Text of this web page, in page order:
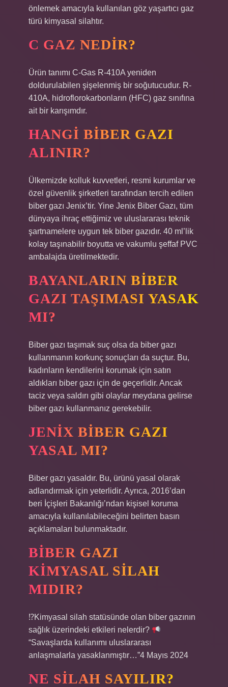
önlemek amacıyla kullanılan göz yaşartıcı gaz
türü kimyasal silahtır.
C GAZ NEDIR?
Ürün tanımı C-Gas R-410A yeniden
doldurulabilen şişelenmiş bir soğutucudur. R-
410A, hidroflorokarbonların (HFC) gaz sınıfına
ait bir karışımdır.
HANGI BIBER GAZI
ALINIR?
Ülkemizde kolluk kuvvetleri, resmi kurumlar ve
özel güvenlik şirketleri tarafından tercih edilen
biber gazı Jenix’tir. Yine Jenix Biber Gazı, tüm
dünyaya ihraç ettiğimiz ve uluslararası teknik
şartnamelere uygun tek biber gazıdır. 40 ml’lik
kolay taşınabilir boyutta ve vakumlu şeffaf PVC
ambalajda üretilmektedir.
BAYANLARIN BIBER
GAZI TAŞIMASI YASAK
MI?
Biber gazı taşımak suç olsa da biber gazı
kullanmanın korkunç sonuçları da suçtur. Bu,
kadınların kendilerini korumak için satın
aldıkları biber gazı için de geçerlidir. Ancak
taciz veya saldırı gibi olaylar meydana gelirse
biber gazı kullanmanız gerekebilir.
JENIX BIBER GAZI
YASAL MI?
Biber gazı yasaldır. Bu, ürünü yasal olarak
adlandırmak için yeterlidir. Ayrıca, 2016’dan
beri İçişleri Bakanlığı’ndan kişisel koruma
amacıyla kullanılabileceğini belirten basın
açıklamaları bulunmaktadır.
BIBER GAZI
KIMYASAL SILAH
MIDIR?
⁉Kimyasal silah statüsünde olan biber gazının
sağlık üzerindeki etkileri nelerdir?
“Savaşlarda kullanımı uluslararası
anlaşmalarla yasaklanmıştır…”4 Mayıs 2024
NE SILAH SAYILIR?